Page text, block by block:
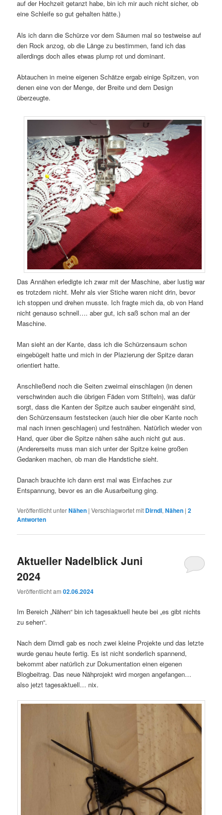
auf der Hochzeit getanzt habe, bin ich mir auch nicht sicher, ob
eine Schleife so gut gehalten hätte.)
Als ich dann die Schürze vor dem Säumen mal so testweise auf
den Rock anzog, ob die Länge zu bestimmen, fand ich das
allerdings doch alles etwas plump rot und dominant.
Abtauchen in meine eigenen Schätze ergab einige Spitzen, von
denen eine von der Menge, der Breite und dem Design
überzeugte.
Das Annähen erledigte ich zwar mit der Maschine, aber lustig war
es trotzdem nicht. Mehr als vier Stiche waren nicht drin, bevor
ich stoppen und drehen musste. Ich fragte mich da, ob von Hand
nicht genauso schnell…. aber gut, ich saß schon mal an der
Maschine.
Man sieht an der Kante, dass ich die Schürzensaum schon
eingebügelt hatte und mich in der Plazierung der Spitze daran
orientiert hatte.
Anschließend noch die Seiten zweimal einschlagen (in denen
verschwinden auch die übrigen Fäden vom Stifteln), was dafür
sorgt, dass die Kanten der Spitze auch sauber eingenäht sind,
den Schürzensaum feststecken (auch hier die ober Kante noch
mal nach innen geschlagen) und festnähen. Natürlich wieder von
Hand, quer über die Spitze nähen sähe auch nicht gut aus.
(Andererseits muss man sich unter der Spitze keine großen
Gedanken machen, ob man die Handstiche sieht.
Danach brauchte ich dann erst mal was Einfaches zur
Entspannung, bevor es an die Ausarbeitung ging.
Veröffentlicht unterNähen |Verschlagwortet mit Dirndl,Nähen |2
Antworten
Aktueller Nadelblick Juni
2024
Veröffentlicht am02.06.2024
Im Bereich „Nähen“ bin ich tagesaktuell heute bei „es gibt nichts
zu sehen“.
Nach dem Dirndl gab es noch zwei kleine Projekte und das letzte
wurde genau heute fertig. Es ist nicht sonderlich spannend,
bekommt aber natürlich zur Dokumentation einen eigenen
Blogbeitrag. Das neue Nähprojekt wird morgen angefangen…
also jetzt tagesaktuell… nix.